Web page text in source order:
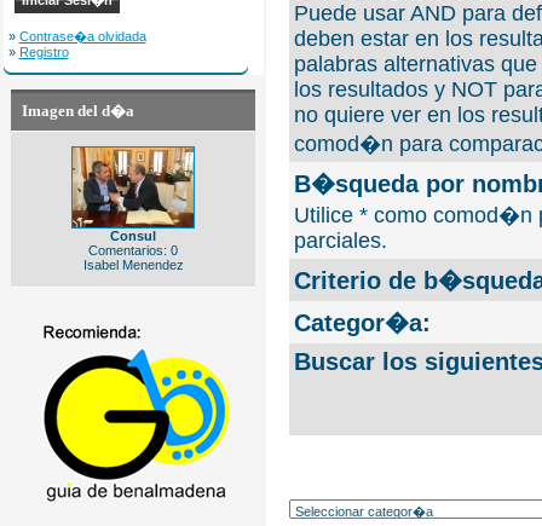
» Contrase�a olvidada
» Registro
Imagen del d�a
Consul
Comentarios: 0
Isabel Menendez
Puede usar AND para
deben estar en los
palabras alternativas
los resultados y NOT
no quiere ver en los
comod�n para
B�squeda por
Utilice * como comod�n
parciales.
Criterio de
Categor�a:
Buscar los